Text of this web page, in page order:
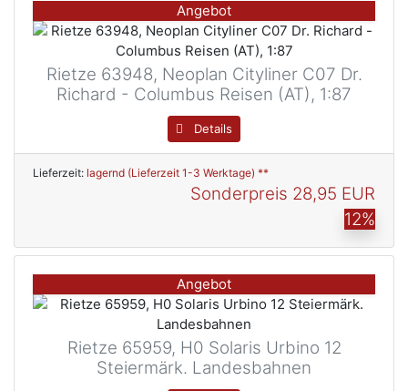
Angebot
Rietze 63948, Neoplan Cityliner C07 Dr.
Richard - Columbus Reisen (AT), 1:87
Details
Lieferzeit: lagernd (Lieferzeit 1-3 Werktage) **
Sonderpreis 28,95 EUR
12%
Angebot
Rietze 65959, H0 Solaris Urbino 12
Steiermärk. Landesbahnen